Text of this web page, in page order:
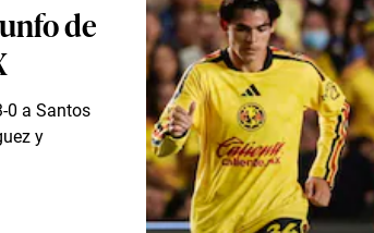
de
0 a Santos
y